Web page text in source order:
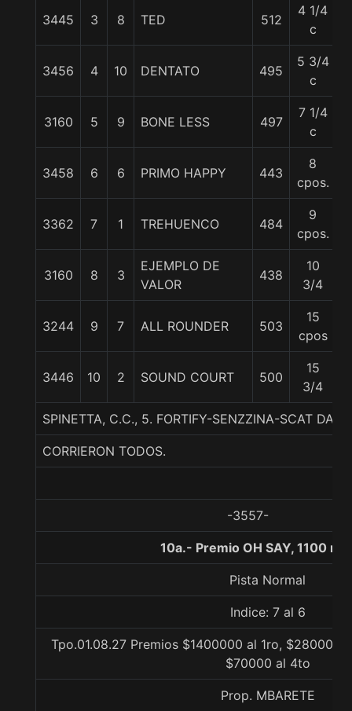
3445 3 8 TED 512
4 1/4
c
3456 4 10 DENTATO 495
5 3/4
c
3160 5 9 BONE LESS 497
7 1/4
c
3458 6 6 PRIMO HAPPY 443
8
cpos.
3362 7 1 TREHUENCO 484
9
cpos.
3160 8 3
EJEMPLO DE
VALOR
438
10
3/4
3244 9 7 ALL ROUNDER 503
15
cpos
3446 10 2 SOUND COURT 500
15
3/4
SPINETTA, C.C., 5. FORTIFY-SENZZINA-SCAT
CORRIERON TODOS.
-3557-
10a.- Premio OH SAY, 1100
Pista Normal
Indice: 7 al 6
Tpo.01.08.27 Premios $1400000 al 1ro, $280000
$70000 al 4to
Prop. MBARETE